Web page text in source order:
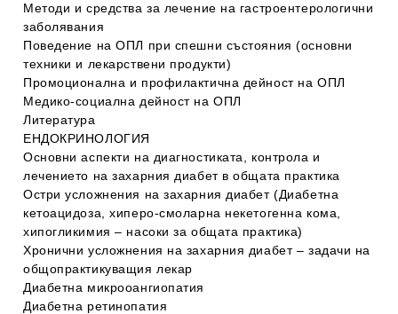
Методи и средства за лечение на гастроентерологични
заболявания
Поведение на ОПЛ при спешни състояния (основни
техники и лекарствени продукти)
Промоционална и профилактична дейност на ОПЛ
Медико-социална дейност на ОПЛ
Литература
ЕНДОКРИНОЛОГИЯ
Основни аспекти на диагностиката, контрола и
лечението на захарния диабет в общата практика
Остри усложнения на захарния диабет (Диабетна
кетоацидоза, хиперо-смоларна некетогенна кома,
хипогликимия – насоки за общата практика)
Хронични усложнения на захарния диабет – задачи на
общопрактикуващия лекар
Диабетна микрооангиопатия
Диабетна ретинопатия